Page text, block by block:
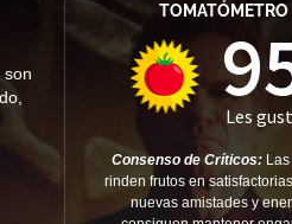
son
TOMATÓMETRO
Les
Consenso de Críticos:
rinden frutos en
nuevas amistades y